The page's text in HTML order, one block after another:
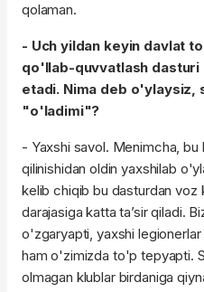
qolaman.
- Uch yildan keyin davlat
qo'llab-quvvatlash
etadi. Nima deb o'ylaysiz,
"o'ladimi"?
- Yaxshi savol. Menimcha,
qilinishidan oldin yaxshilab
kelib chiqib bu dasturdan
darajasiga katta ta’sir qiladi.
o'zgaryapti, yaxshi
ham o'zimizda to'p tepyapti.
olmagan klublar birdaniga